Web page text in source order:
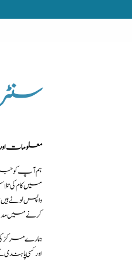
معلومات
ہم آپ کو
میں کام کی
واپس لوٹے
کرنے میں مدد
ہمارے مرکز
اور کسی